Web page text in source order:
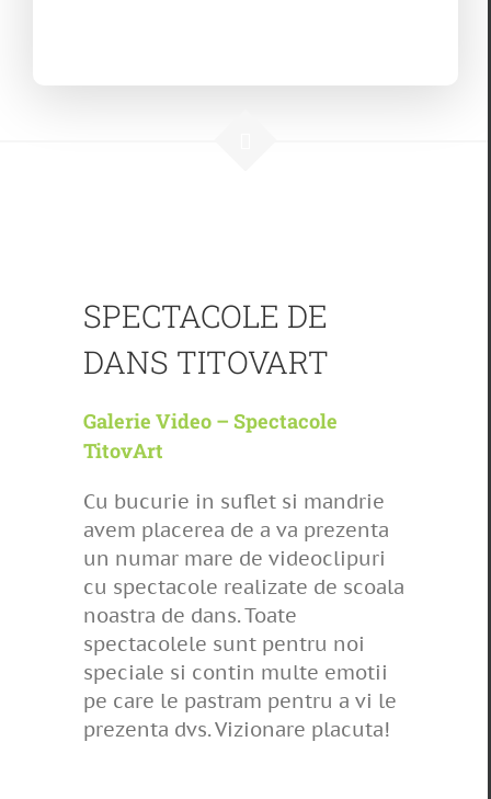
SPECTACOLE DE
DANS TITOVART
Galerie Video – Spectacole
TitovArt
Cu bucurie in suflet si mandrie
avem placerea de a va prezenta
un numar mare de videoclipuri
cu spectacole realizate de scoala
noastra de dans. Toate
spectacolele sunt pentru noi
speciale si contin multe emotii
pe care le pastram pentru a vi le
prezenta dvs. Vizionare placuta!